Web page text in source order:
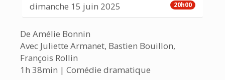
20h00
dimanche 15 juin 2025
De Amélie Bonnin
Avec Juliette Armanet, Bastien Bouillon,
François Rollin
1h 38min | Comédie dramatique